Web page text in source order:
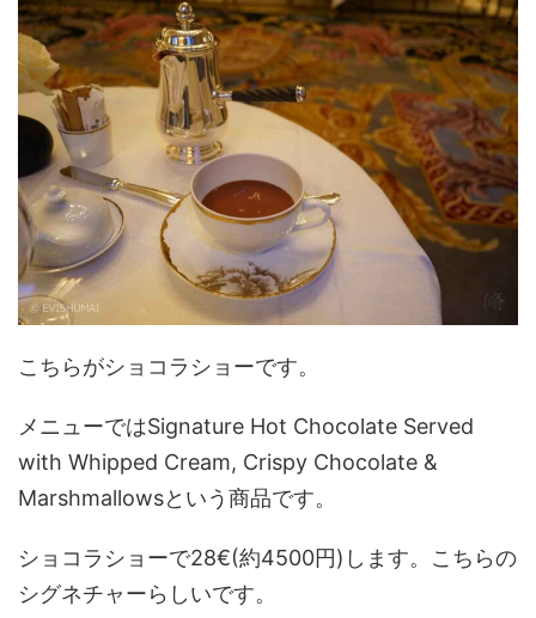
こちらがショコラショーです。
メニューではSignature Hot Chocolate Served
with Whipped Cream, Crispy Chocolate &
Marshmallowsという商品です。
ショコラショーで28€(約4500円)します。こちらの
シグネチャーらしいです。